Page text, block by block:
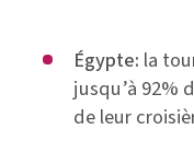
Égypte: la
jusqu’à 92%
de leur